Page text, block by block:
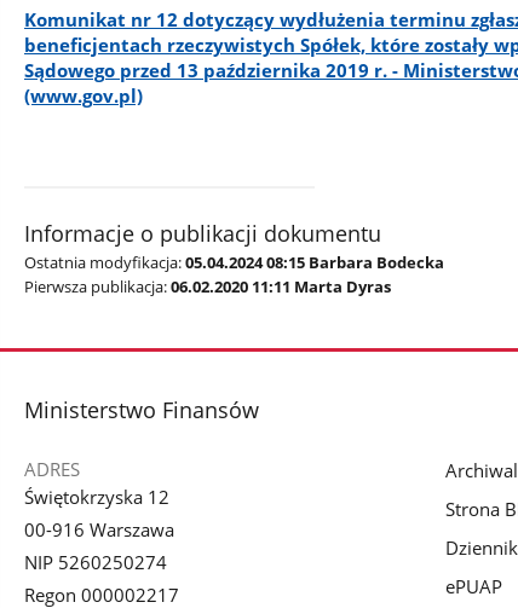
Komunikat nr 12 dotyczący wydłużenia terminu
beneficjentach rzeczywistych Spółek, które zostały
Sądowego przed 13 października 2019 r. -
(www.gov.pl)
Informacje o publikacji dokumentu
Ostatnia modyfikacja:05.04.2024 08:15 Barbara Bodecka
Pierwsza publikacja:06.02.2020 11:11 Marta Dyras
stopka
Ministerstwo Finansów
ADRES
Świętokrzyska 12
00-916 Warszawa
NIP 5260250274
Regon 000002217
Strona
ePUAP